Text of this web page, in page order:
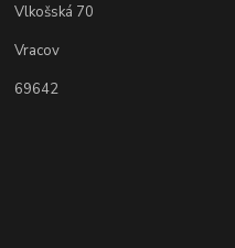
Vlkošská 70
Vracov
69642